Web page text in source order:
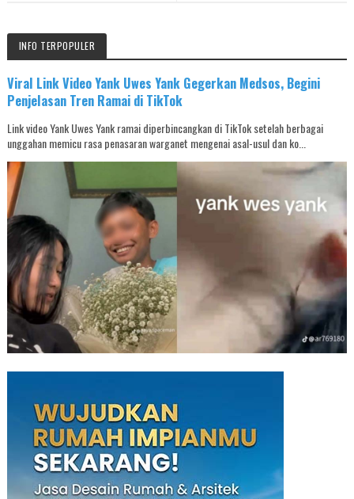
INFO TERPOPULER
Viral Link Video Yank Uwes Yank Gegerkan Medsos, Begini
Penjelasan Tren Ramai di TikTok
Link video Yank Uwes Yank ramai diperbincangkan di TikTok setelah berbagai
unggahan memicu rasa penasaran warganet mengenai asal-usul dan ko...